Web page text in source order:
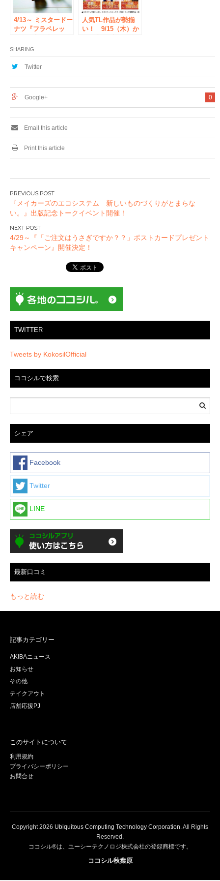
4/13～ ミスタードー
ナツ『フラペレッ
人気TL作品が勢揃
い！ 9/15（木）か
シリーズ コミカラ
SHARING
Twitter
0
Google+
Email this article
Print this article
投
稿
ナ
ビ
ゲ
ン
『メイカーズのエコシステム 新しいものづくりがとまらな
い。』出版記念トークイベント開催！
4/29～『「ご注文はうさぎですか？？」ポストカードプレゼント
キャンペーン』開催決定！
TWITTER
Tweets by KokosilOfficial
ココシルで検索
シェア
Facebook
Twitter
LINE
最新口コミ
もっと読む
記事カテゴリー
AKIBAニュース
お知らせ
その他
テイクアウト
店舗応援PJ
このサイトについて
利用規約
プライバシーポリシー
お問合せ
Copyright2026 Ubiquitous Computing Technology Corporation. All Rights
Reserved.
ココシル®は、ユーシーテクノロジ株式会社の登録商標です。
ココシル秋葉原